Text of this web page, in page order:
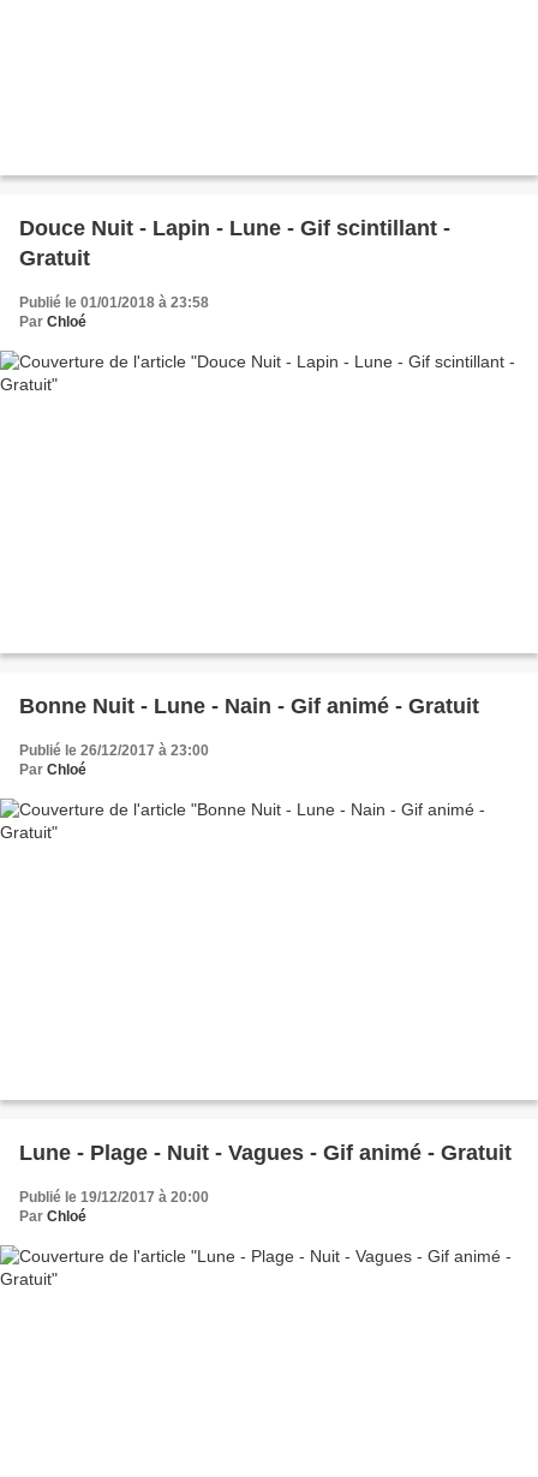
Douce Nuit - Lapin - Lune - Gif scintillant -
Gratuit
Publié le 01/01/2018 à 23:58
Par Chloé
Bonne Nuit - Lune - Nain - Gif animé - Gratuit
Publié le 26/12/2017 à 23:00
Par Chloé
Lune - Plage - Nuit - Vagues - Gif animé - Gratuit
Publié le 19/12/2017 à 20:00
Par Chloé